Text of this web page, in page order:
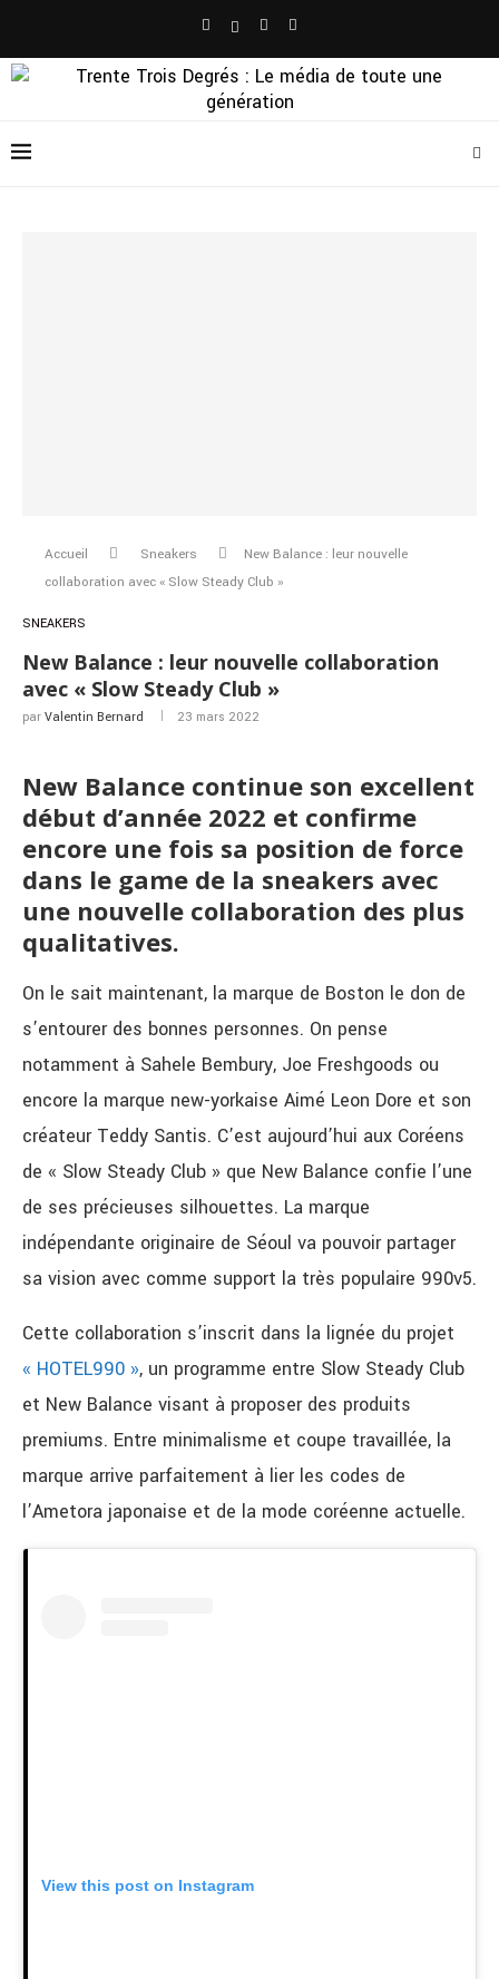
Accueil Sneakers
New Balance : leur nouvelle
collaboration avec « Slow Steady Club »
SNEAKERS
New Balance : leur nouvelle collaboration
avec « Slow Steady Club »
par Valentin Bernard 23 mars 2022
New Balance continue son excellent
début d’année 2022 et confirme
encore une fois sa position de force
dans le game de la sneakers avec
une nouvelle collaboration des plus
qualitatives.
On le sait maintenant, la marque de Boston le don de
s’entourer des bonnes personnes. On pense
notamment à Sahele Bembury, Joe Freshgoods ou
encore la marque new-yorkaise Aimé Leon Dore et son
créateur Teddy Santis. C’est aujourd’hui aux Coréens
de « Slow Steady Club » que New Balance confie l’une
de ses précieuses silhouettes. La marque
indépendante originaire de Séoul va pouvoir partager
sa vision avec comme support la très populaire 990v5.
Cette collaboration s’inscrit dans la lignée du projet
« HOTEL990 », un programme entre Slow Steady Club
et New Balance visant à proposer des produits
premiums. Entre minimalisme et coupe travaillée, la
marque arrive parfaitement à lier les codes de
l’Ametora japonaise et de la mode coréenne actuelle.
View this post on Instagram